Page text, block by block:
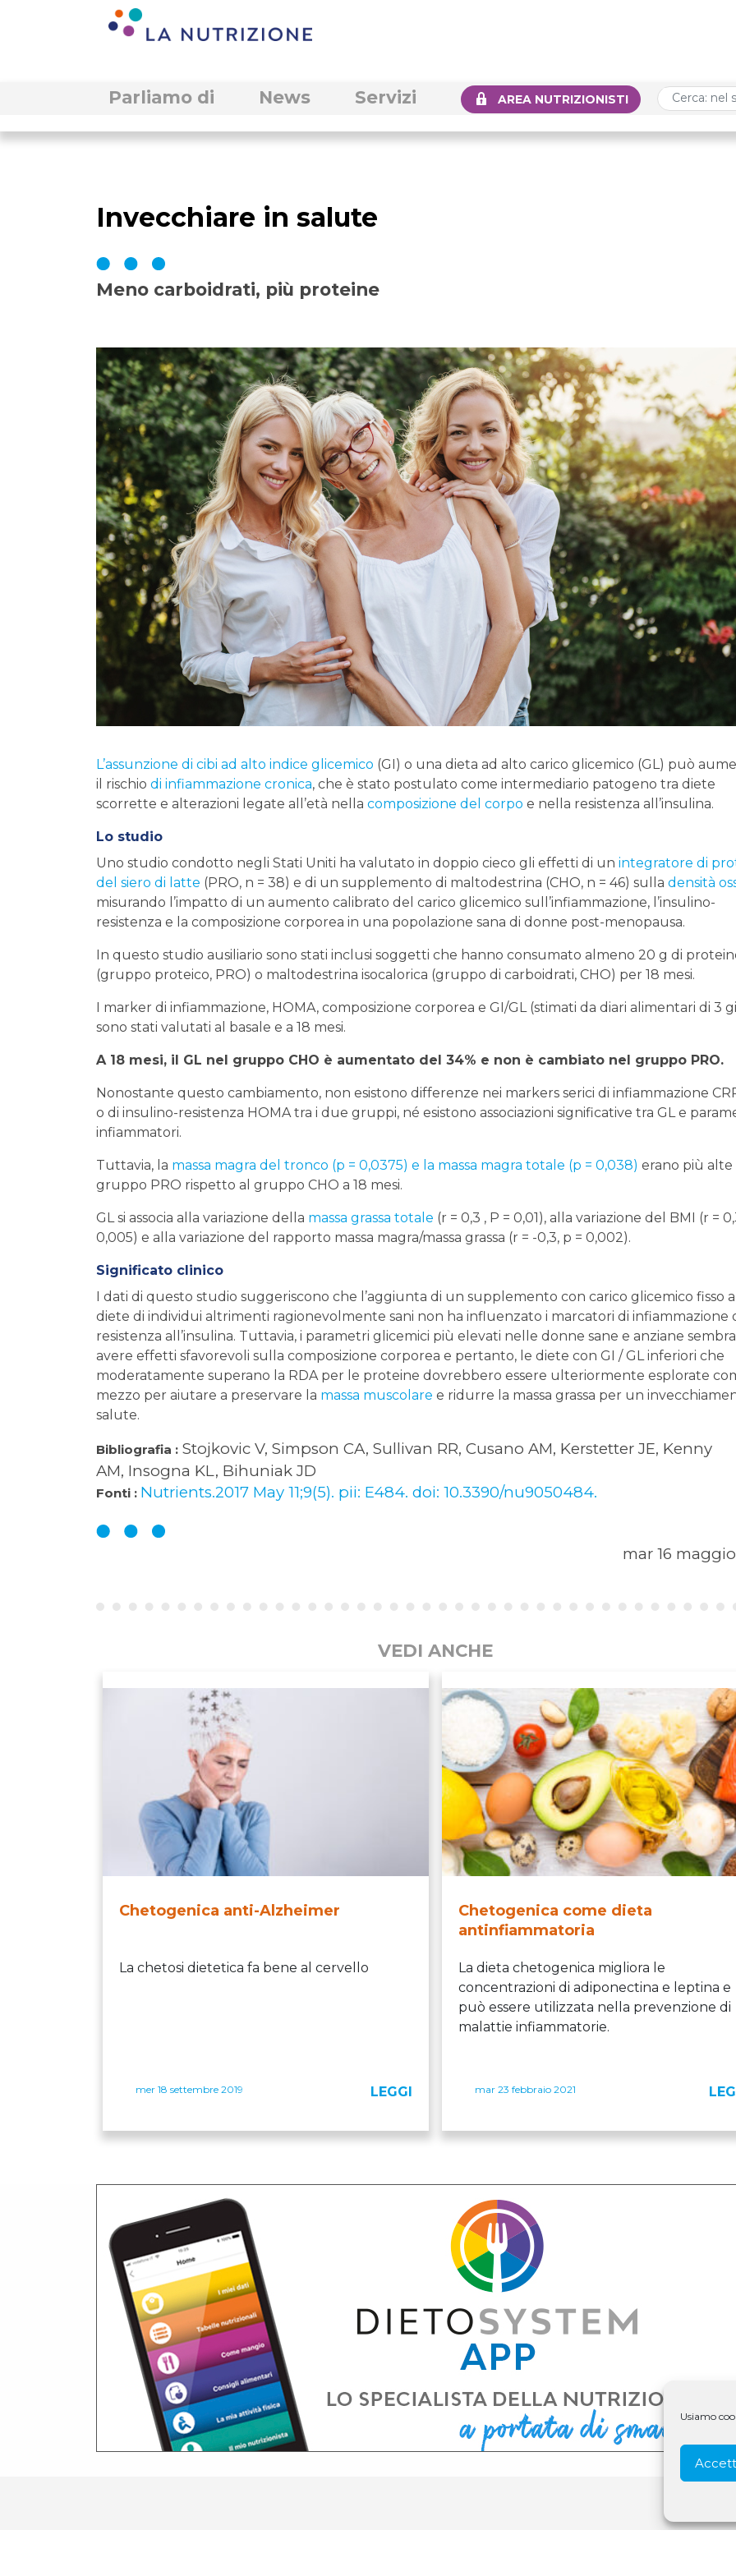
Usiamo
Parliamo di News Servizi AREA NUTRIZIONISTI
Invecchiare in salute
Meno carboidrati, più proteine
L’assunzione di cibi ad alto indice glicemico (GI) o una dieta ad alto carico glicemico (GL) può
il rischio di infiammazione cronica, che è stato postulato come intermediario patogeno tra diete
scorrette e alterazioni legate all’età nella composizione del corpo e nella resistenza all’insulina.
Lo studio
Uno studio condotto negli Stati Uniti ha valutato in doppio cieco gli effetti di un integratore di
del siero di latte (PRO, n = 38) e di un supplemento di maltodestrina (CHO, n = 46) sulla densità
misurando l’impatto di un aumento calibrato del carico glicemico sull’infiammazione, l’insulino-
resistenza e la composizione corporea in una popolazione sana di donne post-menopausa.
In questo studio ausiliario sono stati inclusi soggetti che hanno consumato almeno 20 g di
(gruppo proteico, PRO) o maltodestrina isocalorica (gruppo di carboidrati, CHO) per 18 mesi.
I marker di infiammazione, HOMA, composizione corporea e GI/GL (stimati da diari alimentari di 3
sono stati valutati al basale e a 18 mesi.
A 18 mesi, il GL nel gruppo CHO è aumentato del 34% e non è cambiato nel gruppo PRO.
Nonostante questo cambiamento, non esistono differenze nei markers serici di infiammazione
o di insulino-resistenza HOMA tra i due gruppi, né esistono associazioni significative tra GL e
infiammatori.
Tuttavia, la massa magra del tronco (p = 0,0375) e la massa magra totale (p = 0,038) erano più alte
gruppo PRO rispetto al gruppo CHO a 18 mesi.
GL si associa alla variazione della massa grassa totale (r = 0,3 , P = 0,01), alla variazione del BMI (r =
0,005) e alla variazione del rapporto massa magra/massa grassa (r = -0,3, p = 0,002).
Significato clinico
I dati di questo studio suggeriscono che l’aggiunta di un supplemento con carico glicemico fisso
diete di individui altrimenti ragionevolmente sani non ha influenzato i marcatori di infiammazione
resistenza all’insulina. Tuttavia, i parametri glicemici più elevati nelle donne sane e anziane
avere effetti sfavorevoli sulla composizione corporea e pertanto, le diete con GI / GL inferiori che
moderatamente superano la RDA per le proteine dovrebbero essere ulteriormente esplorate
mezzo per aiutare a preservare la massa muscolare e ridurre la massa grassa per un
salute.
Bibliografia : Stojkovic V, Simpson CA, Sullivan RR, Cusano AM, Kerstetter JE, Kenny
AM, Insogna KL, Bihuniak JD
Fonti : Nutrients.2017 May 11;9(5). pii: E484. doi: 10.3390/nu9050484.
mar 16
VEDI ANCHE
Chetogenica anti-Alzheimer
La chetosi dietetica fa bene al cervello
mer 18 settembre 2019 LEGGI
Chetogenica come dieta
antinfiammatoria
La dieta chetogenica migliora le
concentrazioni di adiponectina e leptina e
può essere utilizzata nella prevenzione di
malattie infiammatorie.
mar 23 febbraio 2021